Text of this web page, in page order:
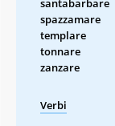
spazzamare
templare
tonnare
zanzare
Verbi